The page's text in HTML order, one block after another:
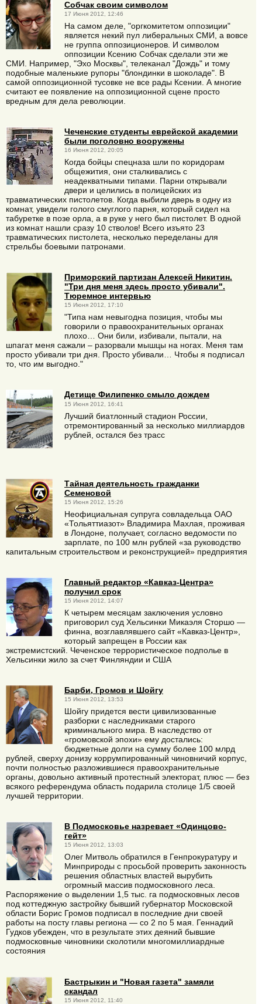
Собчак своим символом
17 Июня 2012, 12:46
На самом деле, "оргкомитетом оппозиции"
является некий пул либеральных СМИ, а вовсе
не группа оппозиционеров. И символом
оппозиции Ксению Собчак сделали эти же
СМИ. Например, "Эхо Москвы", телеканал "Дождь" и тому
подобные маленькие рупоры "блондинки в шоколаде". В
самой оппозиционной тусовке не все рады Ксении. А многие
считают ее появление на оппозиционной сцене просто
вредным для дела революции.
Чеченские студенты еврейской академии
были поголовно вооружены
16 Июня 2012, 20:05
Когда бойцы спецназа шли по коридорам
общежития, они сталкивались с
неадекватными типами. Парни открывали
двери и целились в полицейских из
травматических пистолетов. Когда выбили дверь в одну из
комнат, увидели голого смуглого парня, который сидел на
табуретке в позе орла, а в руке у него был пистолет. В одной
из комнат нашли сразу 10 стволов! Всего изъято 23
травматических пистолета, несколько переделаны для
стрельбы боевыми патронами.
Приморский партизан Алексей Никитин.
"Три дня меня здесь просто убивали".
Тюремное интервью
15 Июня 2012, 17:10
"Типа нам невыгодна позиция, чтобы мы
говорили о правоохранительных органах
плохо… Они били, избивали, пытали, на
шпагат меня сажали – разорвали мышцы на ногах. Меня там
просто убивали три дня. Просто убивали… Чтобы я подписал
то, что им выгодно."
Детище Филипенко смыло дождем
15 Июня 2012, 16:41
Лучший биатлонный стадион России,
отремонтированный за несколько миллиардов
рублей, остался без трасс
Тайная деятельность гражданки
Семеновой
15 Июня 2012, 15:26
Неофициальная супруга совладельца ОАО
«Тольяттиазот» Владимира Махлая, проживая
в Лондоне, получает, согласно ведомости по
зарплате, по 100 млн рублей «за руководство
капитальным строительством и реконструкцией» предприятия
Главный редактор «Кавказ-Центра»
получил срок
15 Июня 2012, 14:07
К четырем месяцам заключения условно
приговорил суд Хельсинки Микаэля Сторшо —
финна, возглавлявшего сайт «Кавказ-Центр»,
который запрещен в России как
экстремистский. Чеченское террористическое подполье в
Хельсинки жило за счет Финляндии и США
Барби, Громов и Шойгу
15 Июня 2012, 13:53
Шойгу придется вести цивилизованные
разборки с наследниками старого
криминального мира. В наследство от
«громовской эпохи» ему достались:
бюджетные долги на сумму более 100 млрд
рублей, сверху донизу коррумпированный чиновничий корпус,
почти полностью разложившиеся правоохранительные
органы, довольно активный протестный электорат, плюс — без
всякого референдума область подарила столице 1/5 своей
лучшей территории.
В Подмосковье назревает «Одинцово-
гейт»
15 Июня 2012, 13:03
Олег Митволь обратился в Генпрокуратуру и
Минприроды с просьбой проверить законность
решения областных властей вырубить
огромный массив подмосковного леса.
Распоряжение о выделении 1,5 тыс. га подмосковных лесов
под коттеджную застройку бывший губернатор Московской
области Борис Громов подписал в последние дни своей
работы на посту главы региона — со 2 по 5 мая. Геннадий
Гудков убежден, что в результате этих деяний бывшие
подмосковные чиновники сколотили многомиллиардные
состояния
Бастрыкин и "Новая газета" замяли
скандал
15 Июня 2012, 11:40